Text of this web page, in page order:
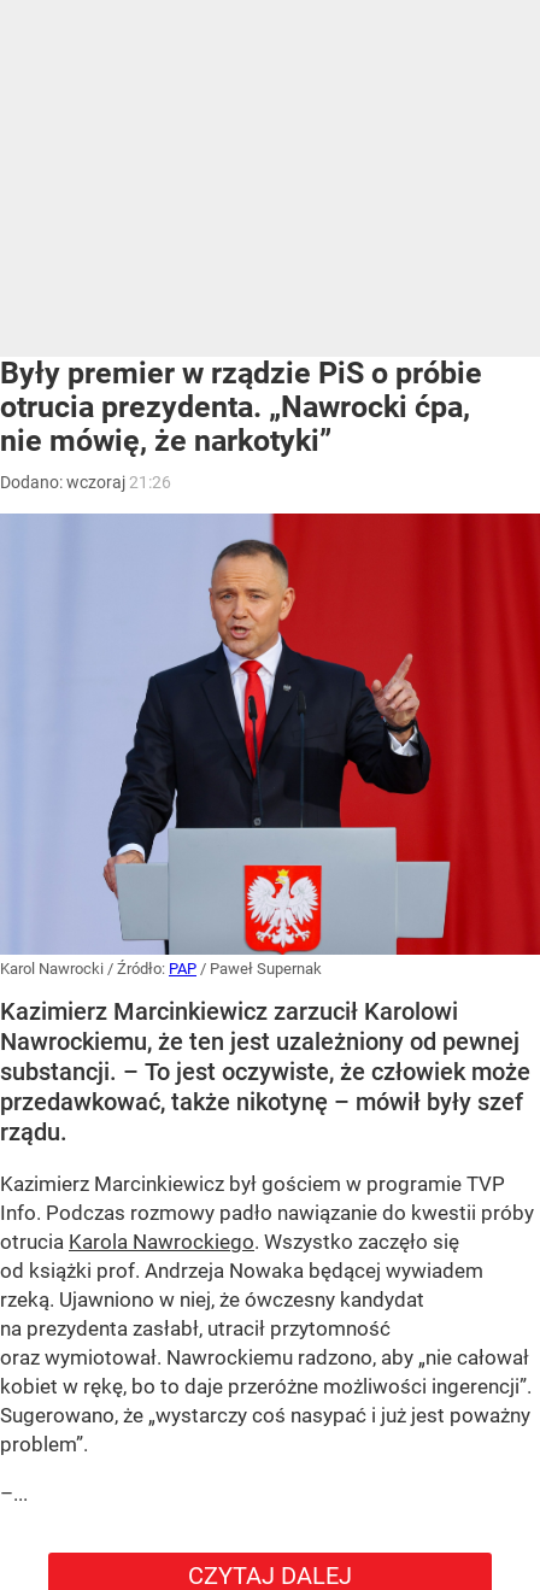
Były premier w rządzie PiS o próbie
otrucia prezydenta. „Nawrocki ćpa,
nie mówię, że narkotyki”
Dodano:wczoraj 21:26
Karol Nawrocki / Źródło: PAP / Paweł Supernak
Kazimierz Marcinkiewicz zarzucił Karolowi
Nawrockiemu, że ten jest uzależniony od pewnej
substancji. – To jest oczywiste, że człowiek może
przedawkować, także nikotynę – mówił były szef
rządu.
Kazimierz Marcinkiewicz był gościem w programie TVP
Info. Podczas rozmowy padło nawiązanie do kwestii próby
otrucia Karola Nawrockiego. Wszystko zaczęło się
od książki prof. Andrzeja Nowaka będącej wywiadem
rzeką. Ujawniono w niej, że ówczesny kandydat
na prezydenta zasłabł, utracił przytomność
oraz wymiotował. Nawrockiemu radzono, aby „nie całował
kobiet w rękę, bo to daje przeróżne możliwości ingerencji”.
Sugerowano, że „wystarczy coś nasypać i już jest poważny
problem”.
–...
CZYTAJ DALEJ